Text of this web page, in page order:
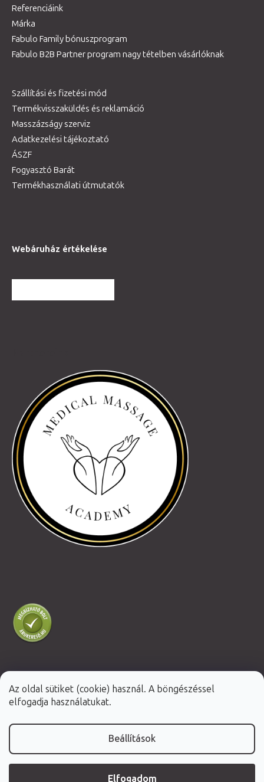
Az oldal sütiket (cookie) használ. A böngészéssel
elfogadja használatukat.
Beállítások
Elfogadom
Referenciáink
Márka
Fabulo Family bónuszprogram
Fabulo B2B Partner program nagy tételben vásárlóknak
Szállítási és fizetési mód
Termékvisszaküldés és reklamáció
Masszázságy szerviz
Adatkezelési tájékoztató
ÁSZF
Fogyasztó Barát
Termékhasználati útmutatók
Webáruház értékelése
Shoptet Premium készítette